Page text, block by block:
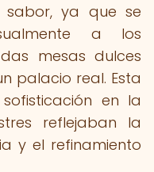
ya que se
a los
mesas dulces
palacio real. Esta
en la
reflejaban la
y el refinamiento